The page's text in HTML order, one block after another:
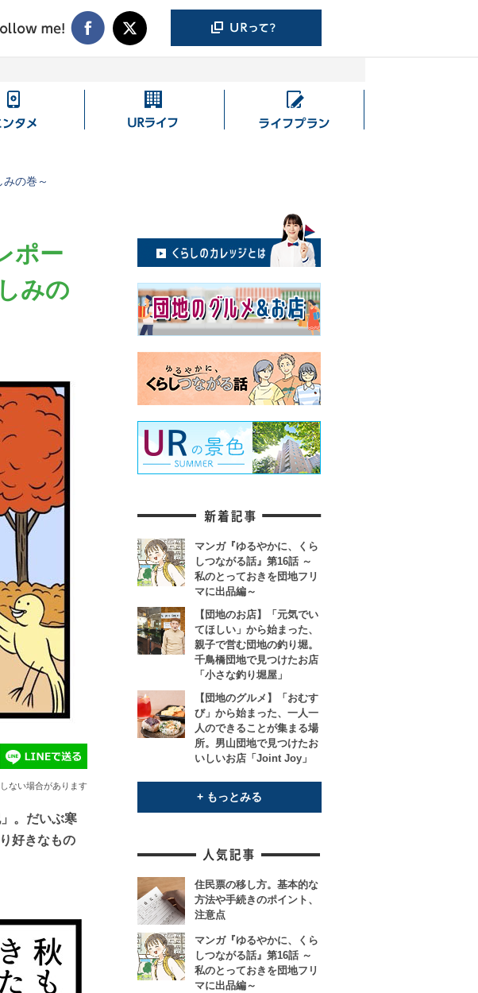
エ
UR
ラ
ン
の巻～
ポー
みの
ない場合があります
。だいぶ寒
好きなもの
マンガ『ゆるやかに、くら
しつながる話』第16話 ～
私のとっておきを団地フリ
マに出品編～
【団地のお店】「元気でい
てほしい」から始まった、
親子で営む団地の釣り堀。
千鳥橋団地で見つけたお店
「小さな釣り堀屋」
【団地のグルメ】「おむす
び」から始まった、一人一
人のできることが集まる場
所。男山団地で見つけたお
いしいお店「Joint Joy」
+ もっとみる
住民票の移し方。基本的な
方法や手続きのポイント、
注意点
マンガ『ゆるやかに、くら
しつながる話』第16話 ～
私のとっておきを団地フリ
マに出品編～